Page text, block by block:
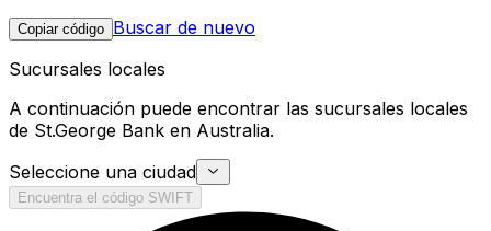
Copiar código Buscar de nuevo
Sucursales locales
A continuación puede encontrar las sucursales locales
de St.George Bank en Australia.
Seleccione una ciudad
Encuentra el código SWIFT